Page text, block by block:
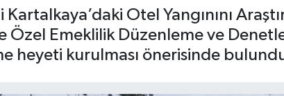
Otel Yangınını
Özel Emeklilik Düzenleme ve
heyeti kurulması önerisinde